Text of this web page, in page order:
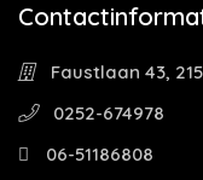
Faustlaan 43,
0252-674978
06-51186808